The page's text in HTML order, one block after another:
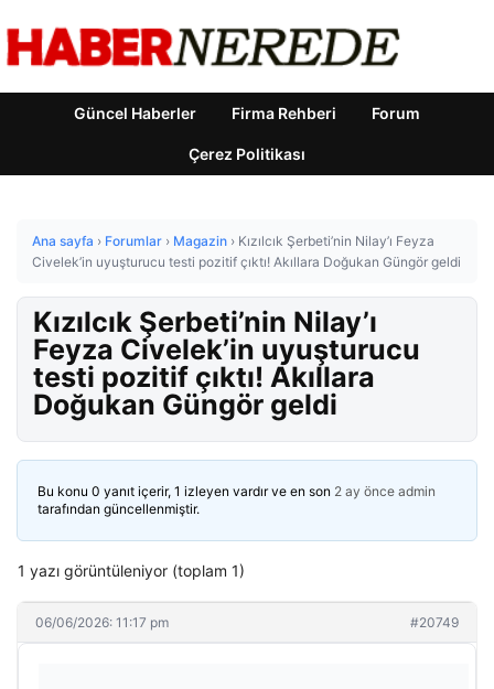
Güncel Haberler Firma Rehberi Forum
Çerez Politikası
Ana sayfa › Forumlar › Magazin › Kızılcık Şerbeti’nin Nilay’ı Feyza
Civelek’in uyuşturucu testi pozitif çıktı! Akıllara Doğukan Güngör geldi
Kızılcık Şerbeti’nin Nilay’ı
Feyza Civelek’in uyuşturucu
testi pozitif çıktı! Akıllara
Doğukan Güngör geldi
Bu konu 0 yanıt içerir, 1 izleyen vardır ve en son 2 ay önce admin
tarafından güncellenmiştir.
1 yazı görüntüleniyor (toplam 1)
06/06/2026: 11:17 pm #20749